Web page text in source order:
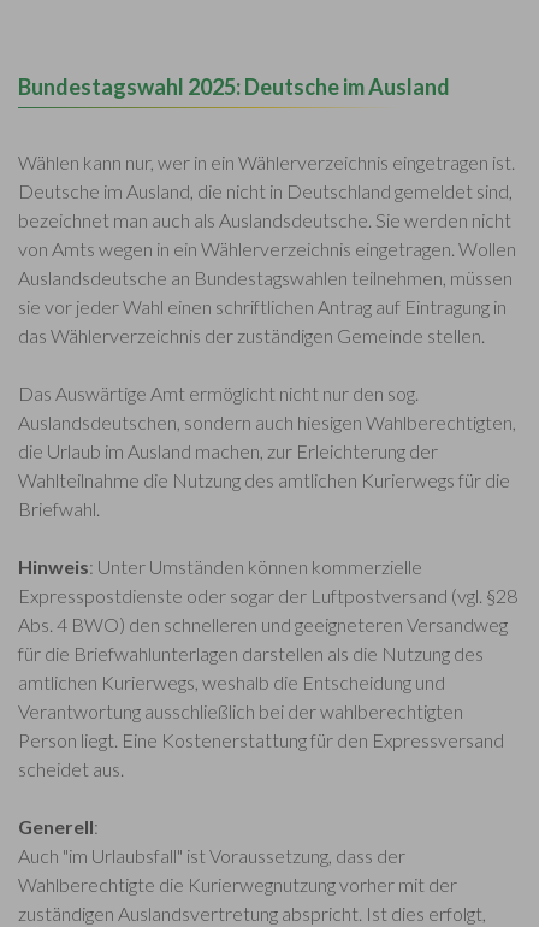
Bundestagswahl 2025: Deutsche im Ausland
Wählen kann nur, wer in ein Wählerverzeichnis eingetragen ist.
Deutsche im Ausland, die nicht in Deutschland gemeldet sind,
bezeichnet man auch als Auslandsdeutsche. Sie werden nicht
von Amts wegen in ein Wählerverzeichnis eingetragen. Wollen
Auslandsdeutsche an Bundestagswahlen teilnehmen, müssen
sie vor jeder Wahl einen schriftlichen Antrag auf Eintragung in
das Wählerverzeichnis der zuständigen Gemeinde stellen.
Das Auswärtige Amt ermöglicht nicht nur den sog.
Auslandsdeutschen, sondern auch hiesigen Wahlberechtigten,
die Urlaub im Ausland machen, zur Erleichterung der
Wahlteilnahme die Nutzung des amtlichen Kurierwegs für die
Briefwahl.
Hinweis: Unter Umständen können kommerzielle
Expresspostdienste oder sogar der Luftpostversand (vgl. §28
Abs. 4 BWO) den schnelleren und geeigneteren Versandweg
für die Briefwahlunterlagen darstellen als die Nutzung des
amtlichen Kurierwegs, weshalb die Entscheidung und
Verantwortung ausschließlich bei der wahlberechtigten
Person liegt. Eine Kostenerstattung für den Expressversand
scheidet aus.
Generell:
Auch "im Urlaubsfall" ist Voraussetzung, dass der
Wahlberechtigte die Kurierwegnutzung vorher mit der
zuständigen Auslandsvertretung abspricht. Ist dies erfolgt,